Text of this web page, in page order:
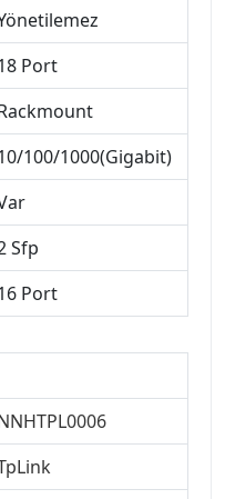
Port
100/1000(Gigabit)
Sfp
Port